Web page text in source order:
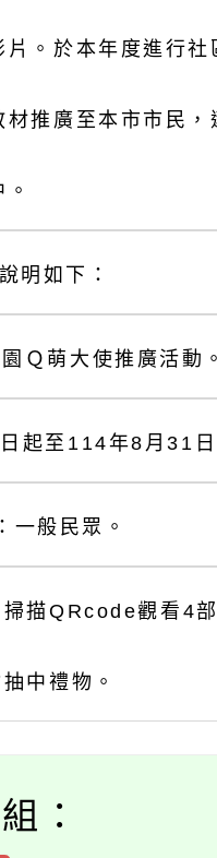
片。於本年度進行
材推廣至本市市民
明如下：
Ｑ萌大使推廣活動
起至114年8月31
一般民眾。
掃描QRcode觀看4
中禮物。
：